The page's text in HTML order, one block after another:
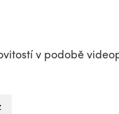
v podobě